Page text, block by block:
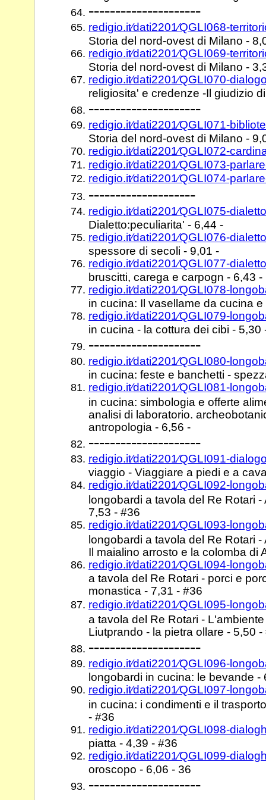
---------------------
redigio.it⁄dati2201⁄QGLI068-
Storia del nord-ovest di Milano -
redigio.it⁄dati2201⁄QGLI069-
Storia del nord-ovest di Milano -
redigio.it⁄dati2201⁄QGLI070-
religiosita' e credenze -Il giudizio
---------------------
redigio.it⁄dati2201⁄QGLI071-
Storia del nord-ovest di Milano -
redigio.it⁄dati2201⁄QGLI072-
redigio.it⁄dati2201⁄QGLI073-
redigio.it⁄dati2201⁄QGLI074-
--------------------
redigio.it⁄dati2201⁄QGLI075-
Dialetto:peculiarita' - 6,44 -
redigio.it⁄dati2201⁄QGLI076-
spessore di secoli - 9,01 -
redigio.it⁄dati2201⁄QGLI077-
bruscitti, carega e carpogn - 6,43 -
redigio.it⁄dati2201⁄QGLI078-
in cucina: Il vasellame da cucina
redigio.it⁄dati2201⁄QGLI079-
in cucina - la cottura dei cibi - 5,30
---------------------
redigio.it⁄dati2201⁄QGLI080-
in cucina: feste e banchetti -
redigio.it⁄dati2201⁄QGLI081-
in cucina: simbologia e offerte
analisi di laboratorio.
antropologia - 6,56 -
---------------------
redigio.it⁄dati2201⁄QGLI091-
viaggio - Viaggiare a piedi e a
redigio.it⁄dati2201⁄QGLI092-
longobardi a tavola del Re Rotari
7,53 - #36
redigio.it⁄dati2201⁄QGLI093-
longobardi a tavola del Re Rotari
Il maialino arrosto e la colomba di
redigio.it⁄dati2201⁄QGLI094-
a tavola del Re Rotari - porci e
monastica - 7,31 - #36
redigio.it⁄dati2201⁄QGLI095-
a tavola del Re Rotari -
Liutprando - la pietra ollare - 5,50 -
---------------------
redigio.it⁄dati2201⁄QGLI096-
longobardi in cucina: le bevande -
redigio.it⁄dati2201⁄QGLI097-
in cucina: i condimenti e il
- #36
redigio.it⁄dati2201⁄QGLI098-
piatta - 4,39 - #36
redigio.it⁄dati2201⁄QGLI099-
oroscopo - 6,06 - 36
---------------------